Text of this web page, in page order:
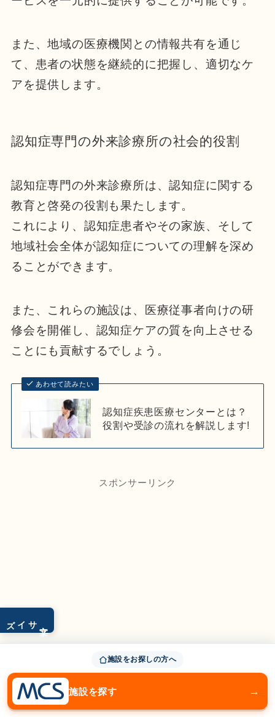
サイズ
また、地域の医療機関との情報共有を通じ
て、患者の状態を継続的に把握し、適切なケ
アを提供します。
認知症専門の外来診療所の社会的役割
認知症専門の外来診療所は、認知症に関する
教育と啓発の役割も果たします。
これにより、認知症患者やその家族、そして
地域社会全体が認知症についての理解を深め
ることができます。
また、これらの施設は、医療従事者向けの研
修会を開催し、認知症ケアの質を向上させる
ことにも貢献するでしょう。
あわせて読みたい
認知症疾患医療センターとは？
役割や受診の流れを解説します!
スポンサーリンク
施設をお探しの方へ
施設を探す →